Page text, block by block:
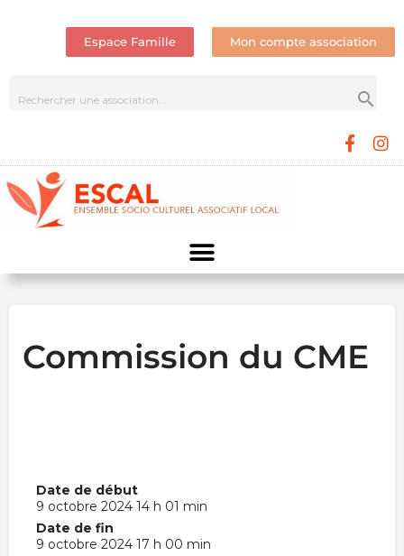
Espace Famille Mon compte association
Commission du CME
Date de début
9 octobre 2024 14 h 01 min
Date de fin
9 octobre 2024 17 h 00 min